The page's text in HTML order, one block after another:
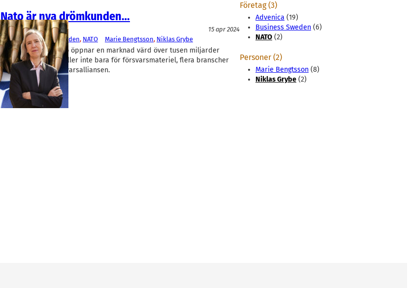
Nato är nya drömkunden…
Försvar och säkerhet
15 apr 2024
Advenica, Business Sweden, NATO Marie Bengtsson, Niklas Grybe
Medlemskapet i Nato öppnar en marknad värd över tusen miljarder
dollar årligen. Det gäller inte bara för försvarsmateriel, flera branscher
kan gräva guld i försvarsalliansen.
Företag (3)
Advenica (19)
Business Sweden (6)
NATO (2)
Personer (2)
Marie Bengtsson (8)
Niklas Grybe (2)